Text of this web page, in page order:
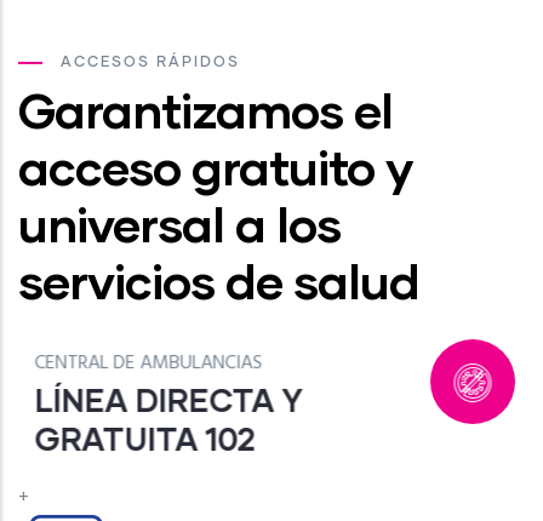
ACCESOS RÁPIDOS
Garantizamos el
acceso gratuito y
universal a los
servicios de salud
CENTRO NACIONAL DE COVID-19
LÍNEA DIRECTA Y
GRATUITA 132
+